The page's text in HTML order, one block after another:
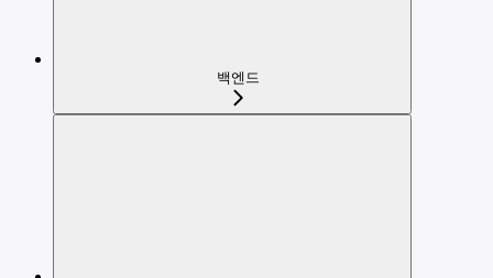
백엔드